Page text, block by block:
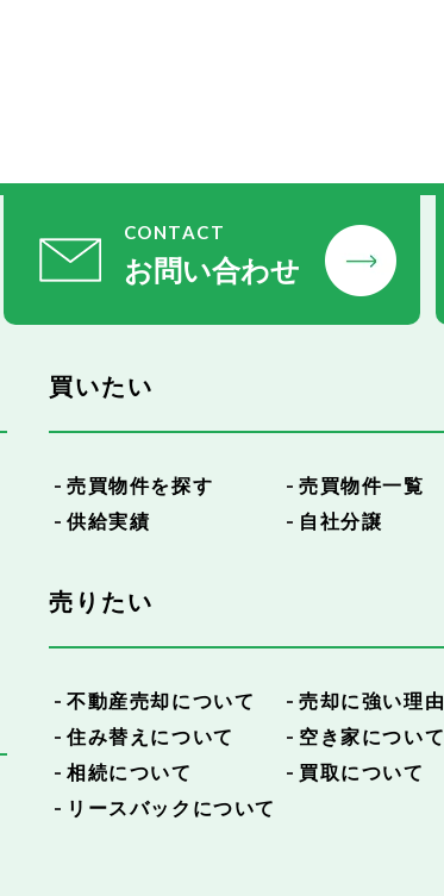
CONTACT
お問い合わせ
買いたい
売買物件を探す
売買物件一覧
供給実績
自社分譲
売りたい
不動産売却について
売却に強い理由
住み替えについて
空き家について
相続について
買取について
リースバックについて